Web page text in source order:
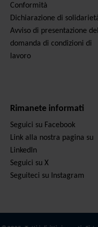
Conformità
Dichiarazione di
Avviso di presentazione
domanda di condizioni di
lavoro
Rimanete informati
Seguici su Facebook
Link alla nostra pagina su
LinkedIn
Seguici su X
Seguiteci su Instagram